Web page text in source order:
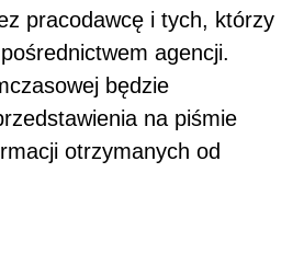
pracodawcę i tych, którzy
agencji.
będzie
na piśmie
otrzymanych od